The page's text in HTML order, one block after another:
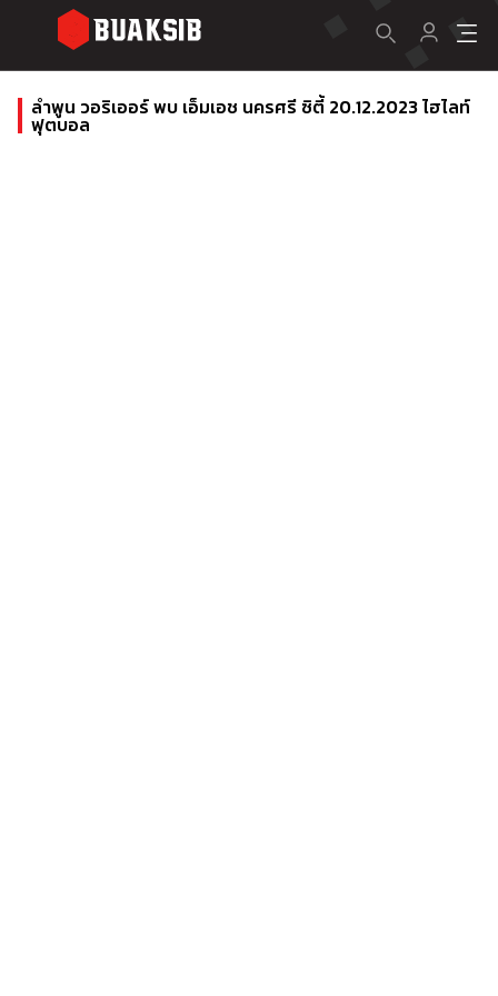
ลำพูน วอริเออร์ พบ เอ็มเอช นครศรี ซิตี้ 20.12.2023 ไฮไลท์
ฟุตบอล